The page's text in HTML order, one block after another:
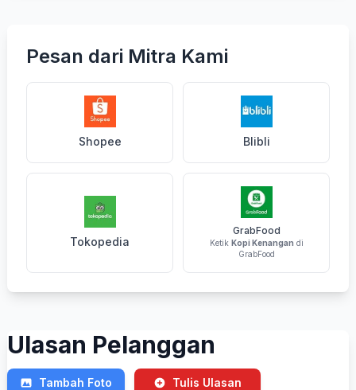
Pesan dari Mitra Kami
Shopee Blibli
Tokopedia
GrabFood
Ketik Kopi Kenangan di
GrabFood
Ulasan Pelanggan
Tambah Foto Tulis Ulasan